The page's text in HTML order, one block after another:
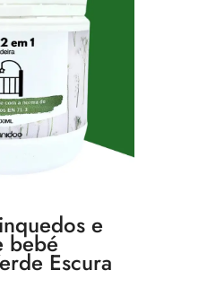
e
bebé
Escura